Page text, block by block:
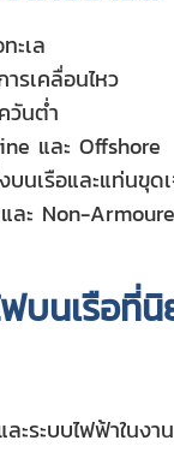
ะเล
รเคลื่อนไหว
วันต่ำ
และ Offshore
นเรือและแท่นขุดเ
ะ Non-
บนเรือที่
ละระบบไฟฟ้าใน